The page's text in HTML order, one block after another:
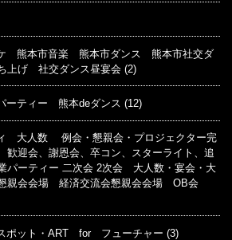
熊本市音楽 熊本市ダンス 熊本市社交ダ
上げ 社交ダンス昼宴会 (2)
ーティー 熊本deダンス (12)
大人数 例会・懇親会・プロジェクター完
歓迎会、謝恩会、卒コン、スターライト、追
パーティー 二次会 2次会 大人数・宴会・大
親会会場 経済交流会懇親会会場 OB会
ポット・ART for フューチャー (3)